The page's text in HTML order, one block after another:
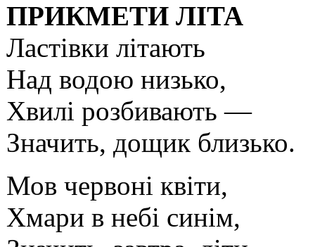
ПРИКМЕТИ ЛІТА
Ластівки літають
Над водою низько,
Хвилі розбивають —
Значить, дощик близько.
Мов червоні квіти,
Хмари в небі синім,